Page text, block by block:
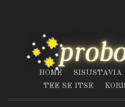
HOME SISUSTAVIA
TEE SE ITSE